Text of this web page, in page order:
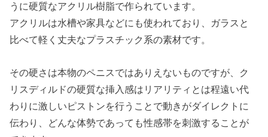
うに硬質なアクリル樹脂で作られています。
アクリルは水槽や家具などにも使われており、ガラスと
比べて軽く丈夫なプラスチック系の素材です。
その硬さは本物のペニスではありえないものですが、ク
リスディルドの硬質な挿入感はリアリティとは程遠い代
わりに激しいピストンを行うことで動きがダイレクトに
伝わり、どんな体勢であっても性感帯を刺激することが